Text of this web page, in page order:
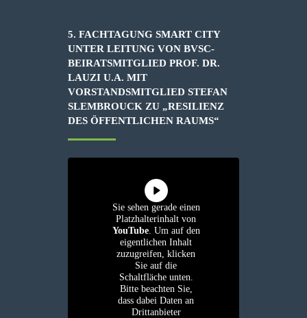
5. FACHTAGUNG SMART CITY
UNTER LEITUNG VON BVSC-
BEIRATSMITGLIED PROF. DR.
LAUZI U.A. MIT
VORSTANDSMITGLIED STEFAN
SLEMBROUCK ZU „RESILIENZ
DES ÖFFENTLICHEN RAUMS“
Sie sehen gerade einen
Platzhalterinhalt von
YouTube. Um auf den
eigentlichen Inhalt
zuzugreifen, klicken
Sie auf die
Schaltfläche unten.
Bitte beachten Sie,
dass dabei Daten an
Drittanbieter